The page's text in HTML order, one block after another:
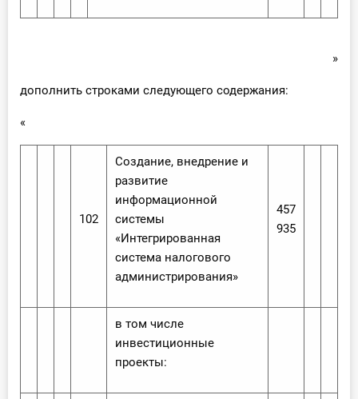
»
дополнить строками следующего содержания:
«
102
Создание, внедрение и
развитие
информационной
системы
«Интегрированная
система налогового
администрирования»
457
935
в том числе
инвестиционные
проекты: